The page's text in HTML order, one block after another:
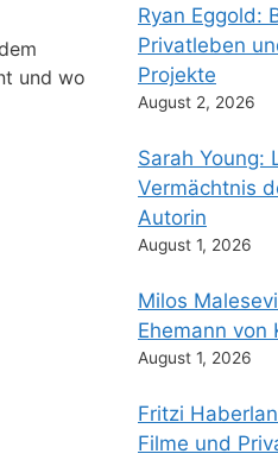
und wo
Ryan Eggold:
Privatleben
Projekte
August 2, 2026
Sarah Young:
Vermächtnis
Autorin
August 1, 2026
Milos
Ehemann von
August 1, 2026
Fritzi
Filme und